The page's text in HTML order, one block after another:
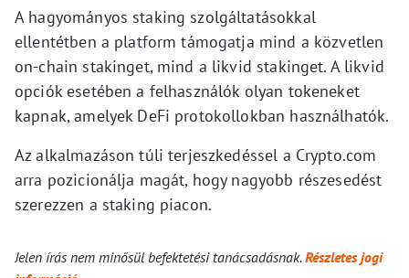
A hagyományos staking szolgáltatásokkal
ellentétben a platform támogatja mind a közvetlen
on-chain stakinget, mind a likvid stakinget. A likvid
opciók esetében a felhasználók olyan tokeneket
kapnak, amelyek DeFi protokollokban használhatók.
Az alkalmazáson túli terjeszkedéssel a Crypto.com
arra pozicionálja magát, hogy nagyobb részesedést
szerezzen a staking piacon.
Jelen írás nem minősül befektetési tanácsadásnak.Részletes jogi